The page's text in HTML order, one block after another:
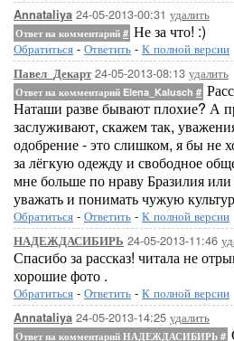
Annataliya 24-05-2013-00:31 удалить
Ответ на комментарий # Не за что! :)
Обратиться - Ответить - К полной версии
Павел_Декарт24-05-2013-08:13 удалить
Ответ на комментарий Elena_Kalusch #
Наташи разве бывают плохие? А
заслуживают, скажем так,
одобрение - это слишком, я бы не
за лёгкую одежду и свободное
мне больше по нраву Бразилия
уважать и понимать чужую
Обратиться - Ответить - К полной версии
НАДЕЖДАСИБИРЬ 24-05-2013-11:46
Спасибо за рассказ! читала не
хорошие фото .
Обратиться - Ответить - К полной версии
Annataliya 24-05-2013-14:25 удалить
Ответ на комментарий НАДЕЖДАСИБИРЬ #